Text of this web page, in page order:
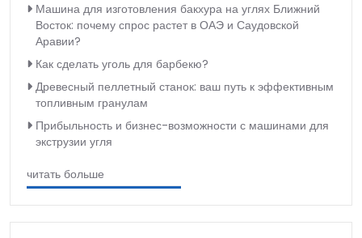
Машина для изготовления бакхура на углях Ближний
Восток: почему спрос растет в ОАЭ и Саудовской
Аравии?
Как сделать уголь для барбекю?
Древесный пеллетный станок: ваш путь к эффективным
топливным гранулам
Прибыльность и бизнес-возможности с машинами для
экструзии угля
читать больше